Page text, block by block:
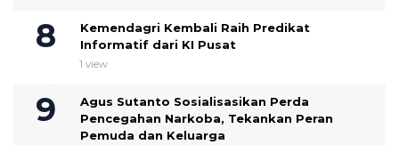
Kemendagri Kembali Raih Predikat
Informatif dari KI Pusat
1 view
Agus Sutanto Sosialisasikan Perda
Pencegahan Narkoba, Tekankan Peran
Pemuda dan Keluarga